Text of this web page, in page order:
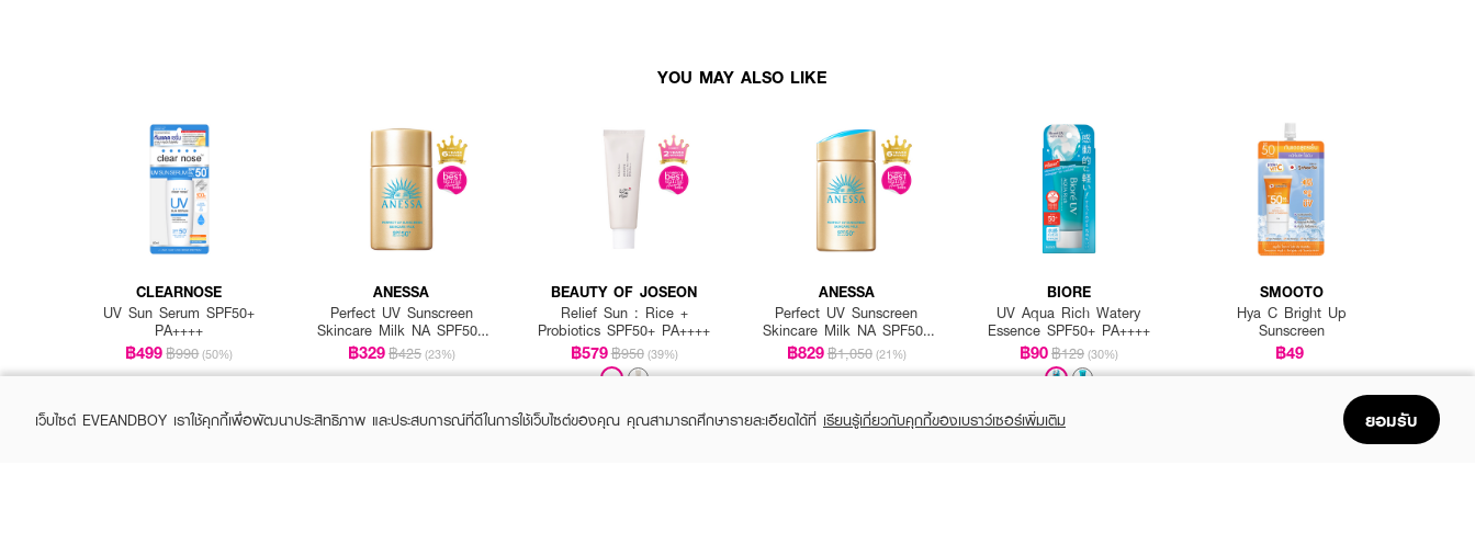
YOU MAY ALSO LIKE
CLEARNOSE
UV Sun Serum SPF50+
PA++++
฿499฿990 (50%)
ANESSA
Perfect UV Sunscreen
Skincare Milk NA SPF50+
PA++++
฿329฿425 (23%)
BEAUTY OF JOSEON
Relief Sun : Rice +
Probiotics SPF50+ PA++++
฿579฿950 (39%)
ANESSA
Perfect UV Sunscreen
Skincare Milk NA SPF50+
PA++++
฿829฿1,050 (21%)
BIORE
UV Aqua Rich Watery
Essence SPF50+ PA++++
฿90฿129 (30%)
SMOOTO
Hya C Bright Up
Sunscreen
฿49
เว็บไซต์ EVEANDBOY เราใช้คุกกี้เพื่อพัฒนาประสิทธิภาพ และประสบการณ์ที่ดีในการใช้เว็บไซต์ของคุณ คุณสามารถศึกษารายละเอียดได้ที่ เรียนรู้เกี่ยวกับคุกกี้ของเบราว์เซอร์เพิ่มเติม ยอมรับ